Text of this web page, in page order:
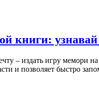
книги:
– издать игру мемори
и позволяет быстро